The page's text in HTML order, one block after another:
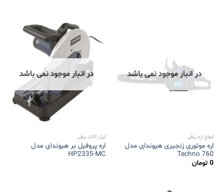
در انبار موجود نمی باشد
انواع اره برقی
اره موتوری زنجیری هیوندای مدل
Techno 760
0 تومان
در انبار موجود نمی باشد
ابزار آلات برقی
اره پروفیل بر هیوندای مدل
HP2335-MC